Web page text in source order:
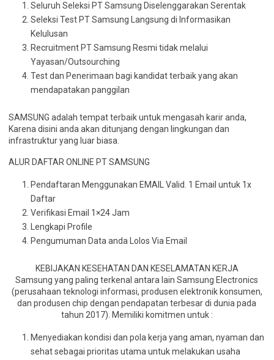
Seluruh Seleksi PT Samsung Diselenggarakan Serentak
Seleksi Test PT Samsung Langsung di Informasikan
Kelulusan
Recruitment PT Samsung Resmi tidak melalui
Yayasan/Outsourching
Test dan Penerimaan bagi kandidat terbaik yang akan
mendapatakan panggilan
SAMSUNG adalah tempat terbaik untuk mengasah karir anda,
Karena disini anda akan ditunjang dengan lingkungan dan
infrastruktur yang luar biasa.
ALUR DAFTAR ONLINE PT SAMSUNG
Pendaftaran Menggunakan EMAIL Valid. 1 Email untuk 1x
Daftar
Verifikasi Email 1×24 Jam
Lengkapi Profile
Pengumuman Data anda Lolos Via Email
KEBIJAKAN KESEHATAN DAN KESELAMATAN KERJA
Samsung yang paling terkenal antara lain Samsung Electronics
(perusahaan teknologi informasi, produsen elektronik konsumen,
dan produsen chip dengan pendapatan terbesar di dunia pada
tahun 2017). Memiliki komitmen untuk :
Menyediakan kondisi dan pola kerja yang aman, nyaman dan
sehat sebagai prioritas utama untuk melakukan usaha